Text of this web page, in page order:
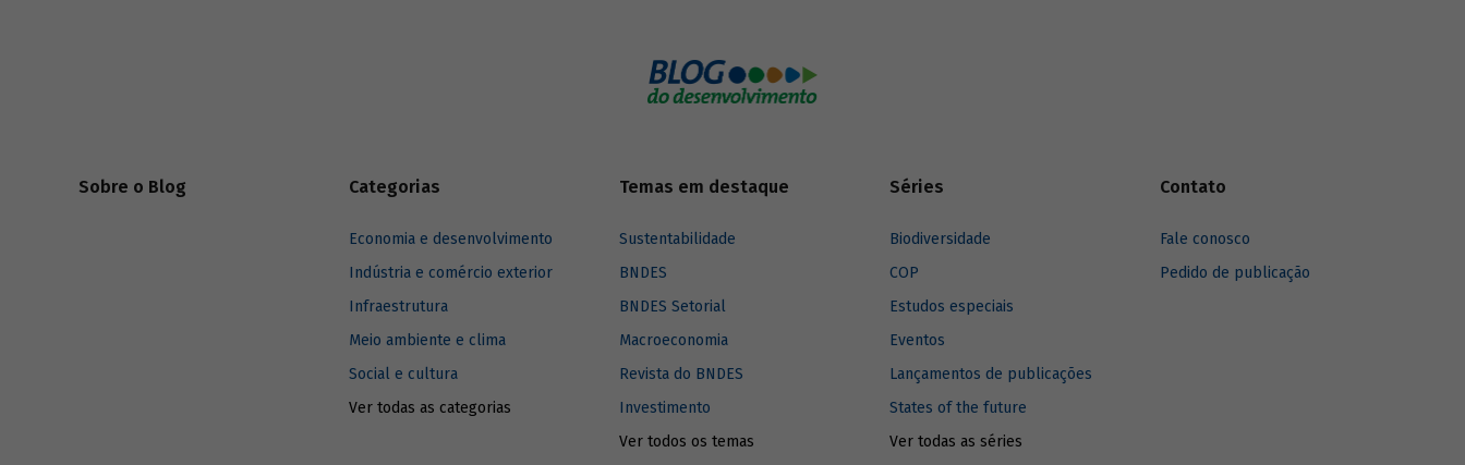
Sobre o Blog Categorias
Economia e desenvolvimento
Indústria e comércio exterior
Infraestrutura
Meio ambiente e clima
Social e cultura
Ver todas as categorias
Temas em destaque
Sustentabilidade
BNDES
BNDES Setorial
Macroeconomia
Revista do BNDES
Investimento
Ver todos os temas
Séries
Biodiversidade
COP
Estudos especiais
Eventos
Lançamentos de publicações
States of the future
Ver todas as séries
Contato
Fale conosco
Pedido de publicação